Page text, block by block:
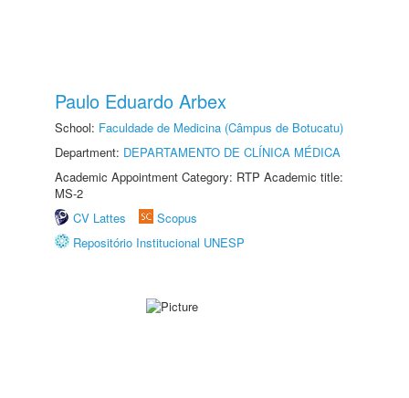
Paulo Eduardo Arbex
School: Faculdade de Medicina (Câmpus de Botucatu)
Department: DEPARTAMENTO DE CLÍNICA MÉDICA
Academic Appointment Category: RTP Academic title:
MS-2
CV Lattes
Scopus
Repositório Institucional UNESP